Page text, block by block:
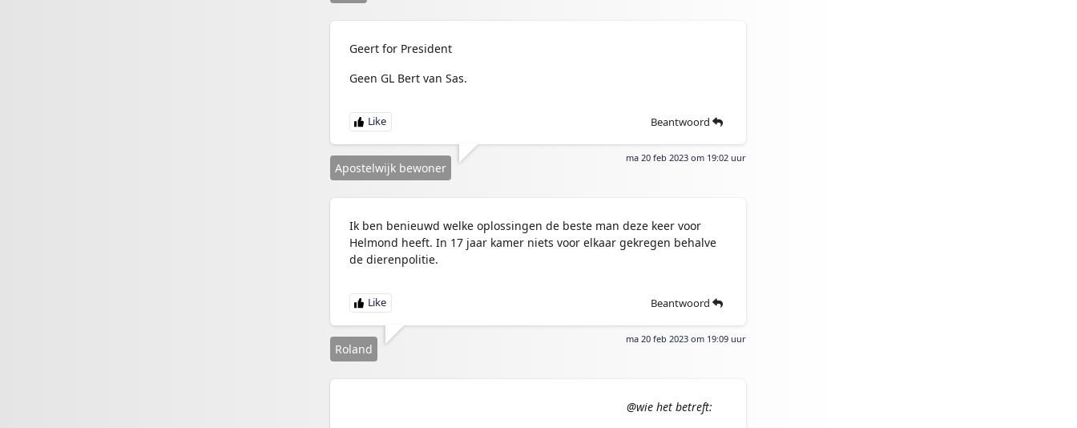
Geert for President
Geen GL Bert van Sas.
Beantwoord
ma 20 feb 2023 om 19:02 uur
Apostelwijk bewoner
Ik ben benieuwd welke oplossingen de beste man deze keer voor
Helmond heeft. In 17 jaar kamer niets voor elkaar gekregen behalve
de dierenpolitie.
Beantwoord
ma 20 feb 2023 om 19:09 uur
Roland
@wie het betreft: